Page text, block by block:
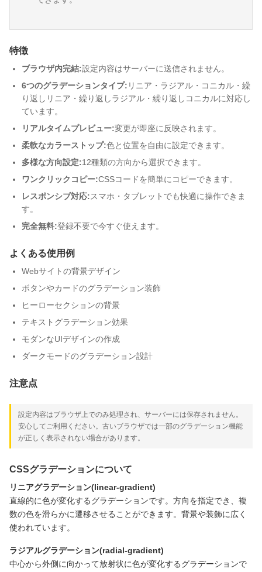
特徴
ブラウザ内完結:設定内容はサーバーに送信されません。
6つのグラデーションタイプ: リニア・ラジアル・コニカル・繰
り返しリニア・繰り返しラジアル・繰り返しコニカルに対応し
ています。
リアルタイムプレビュー:変更が即座に反映されます。
柔軟なカラーストップ:色と位置を自由に設定できます。
多様な方向設定:12種類の方向から選択できます。
ワンクリックコピー:CSSコードを簡単にコピーできます。
レスポンシブ対応:スマホ・タブレットでも快適に操作できま
す。
完全無料:登録不要で今すぐ使えます。
よくある使用例
Webサイトの背景デザイン
ボタンやカードのグラデーション装飾
ヒーローセクションの背景
テキストグラデーション効果
モダンなUIデザインの作成
ダークモードのグラデーション設計
注意点
設定内容はブラウザ上でのみ処理され、サーバーには保存されません。
安心してご利用ください。古いブラウザでは一部のグラデーション機能
が正しく表示されない場合があります。
CSSグラデーションについて
リニアグラデーション(linear-gradient)
直線的に色が変化するグラデーションです。方向を指定でき、複
数の色を滑らかに遷移させることができます。背景や装飾に広く
使われています。
ラジアルグラデーション(radial-gradient)
中心から外側に向かって放射状に色が変化するグラデーションで